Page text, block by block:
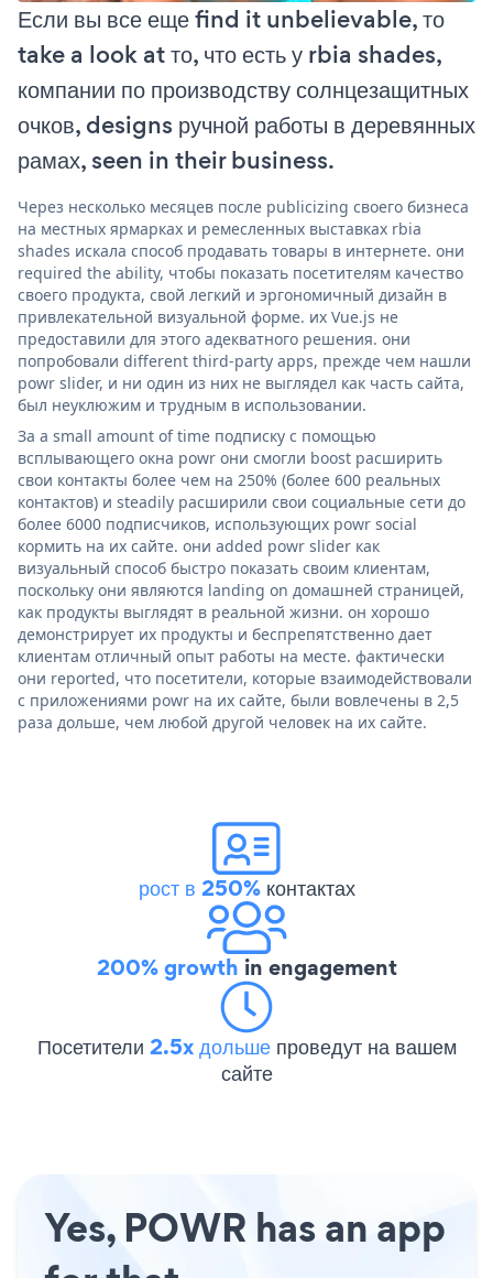
Если вы все еще find it unbelievable, то
take a look at то, что есть у rbia shades,
компании по производству солнцезащитных
очков, designs ручной работы в деревянных
рамах, seen in their business.
Через несколько месяцев после publicizing своего бизнеса
на местных ярмарках и ремесленных выставках rbia
shades искала способ продавать товары в интернете. они
required the ability, чтобы показать посетителям качество
своего продукта, свой легкий и эргономичный дизайн в
привлекательной визуальной форме. их Vue.js не
предоставили для этого адекватного решения. они
попробовали different third-party apps, прежде чем нашли
powr slider, и ни один из них не выглядел как часть сайта,
был неуклюжим и трудным в использовании.
За a small amount of time подписку с помощью
всплывающего окна powr они смогли boost расширить
свои контакты более чем на 250% (более 600 реальных
контактов) и steadily расширили свои социальные сети до
более 6000 подписчиков, использующих powr social
кормить на их сайте. они added powr slider как
визуальный способ быстро показать своим клиентам,
поскольку они являются landing on домашней страницей,
как продукты выглядят в реальной жизни. он хорошо
демонстрирует их продукты и беспрепятственно дает
клиентам отличный опыт работы на месте. фактически
они reported, что посетители, которые взаимодействовали
с приложениями powr на их сайте, были вовлечены в 2,5
раза дольше, чем любой другой человек на их сайте.
рост в 250%контактах
200% growth in engagement
Посетители 2.5x дольше проведут на вашем
сайте
Yes, POWR has an app